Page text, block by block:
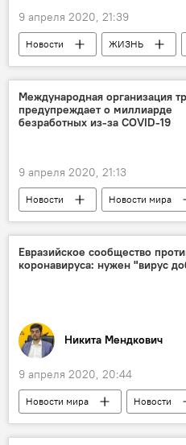
9 апреля 2020, 21:39
Новости ЖИЗНЬ
Почта
карантин
Международная организация
предупреждает о миллиарде
безработных из-за COVID-19
9 апреля 2020, 21:13
Новости
Новости мира
Экономика
безработица
Коронавирус
Евразийское сообщество
коронавируса: нужен "вирус
Никита Мендкович
9 апреля 2020, 20:44
Новости мира
Новости
Колумнисты
АНАЛИТИКА